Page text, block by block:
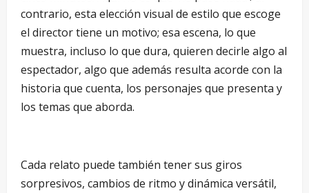
contrario, esta elección visual de estilo que escoge
el director tiene un motivo; esa escena, lo que
muestra, incluso lo que dura, quieren decirle algo al
espectador, algo que además resulta acorde con la
historia que cuenta, los personajes que presenta y
los temas que aborda.
Cada relato puede también tener sus giros
sorpresivos, cambios de ritmo y dinámica versátil,